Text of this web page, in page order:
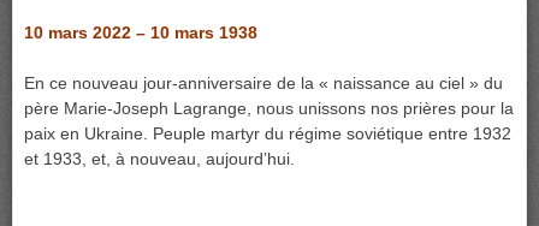
10 mars 2022 – 10 mars 1938
En ce nouveau jour-anniversaire de la « naissance au ciel » du
père Marie-Joseph Lagrange, nous unissons nos prières pour la
paix en Ukraine. Peuple martyr du régime soviétique entre 1932
et 1933, et, à nouveau, aujourd’hui.